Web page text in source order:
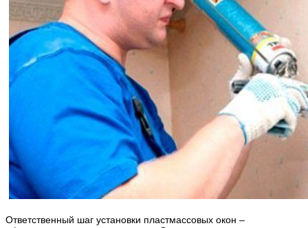
Ответственный шаг установки пластмассовых окон –